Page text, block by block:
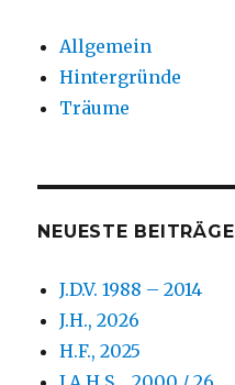
Allgemein
Hintergründe
Träume
NEUESTE BEITRÄGE
J.D.V. 1988 – 2014
J.H., 2026
H.F., 2025